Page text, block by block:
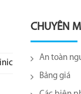
CHUYÊN
An toàn
Bảng giá